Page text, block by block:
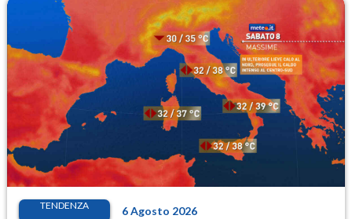
TENDENZA 6 Agosto 2026